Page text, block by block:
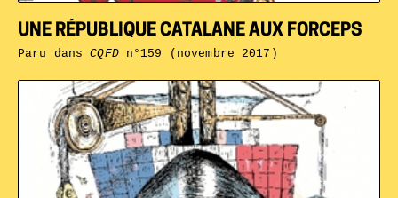
UNE RÉPUBLIQUE CATALANE AUX FORCEPS
Paru dansCQFDn°159 (novembre 2017)